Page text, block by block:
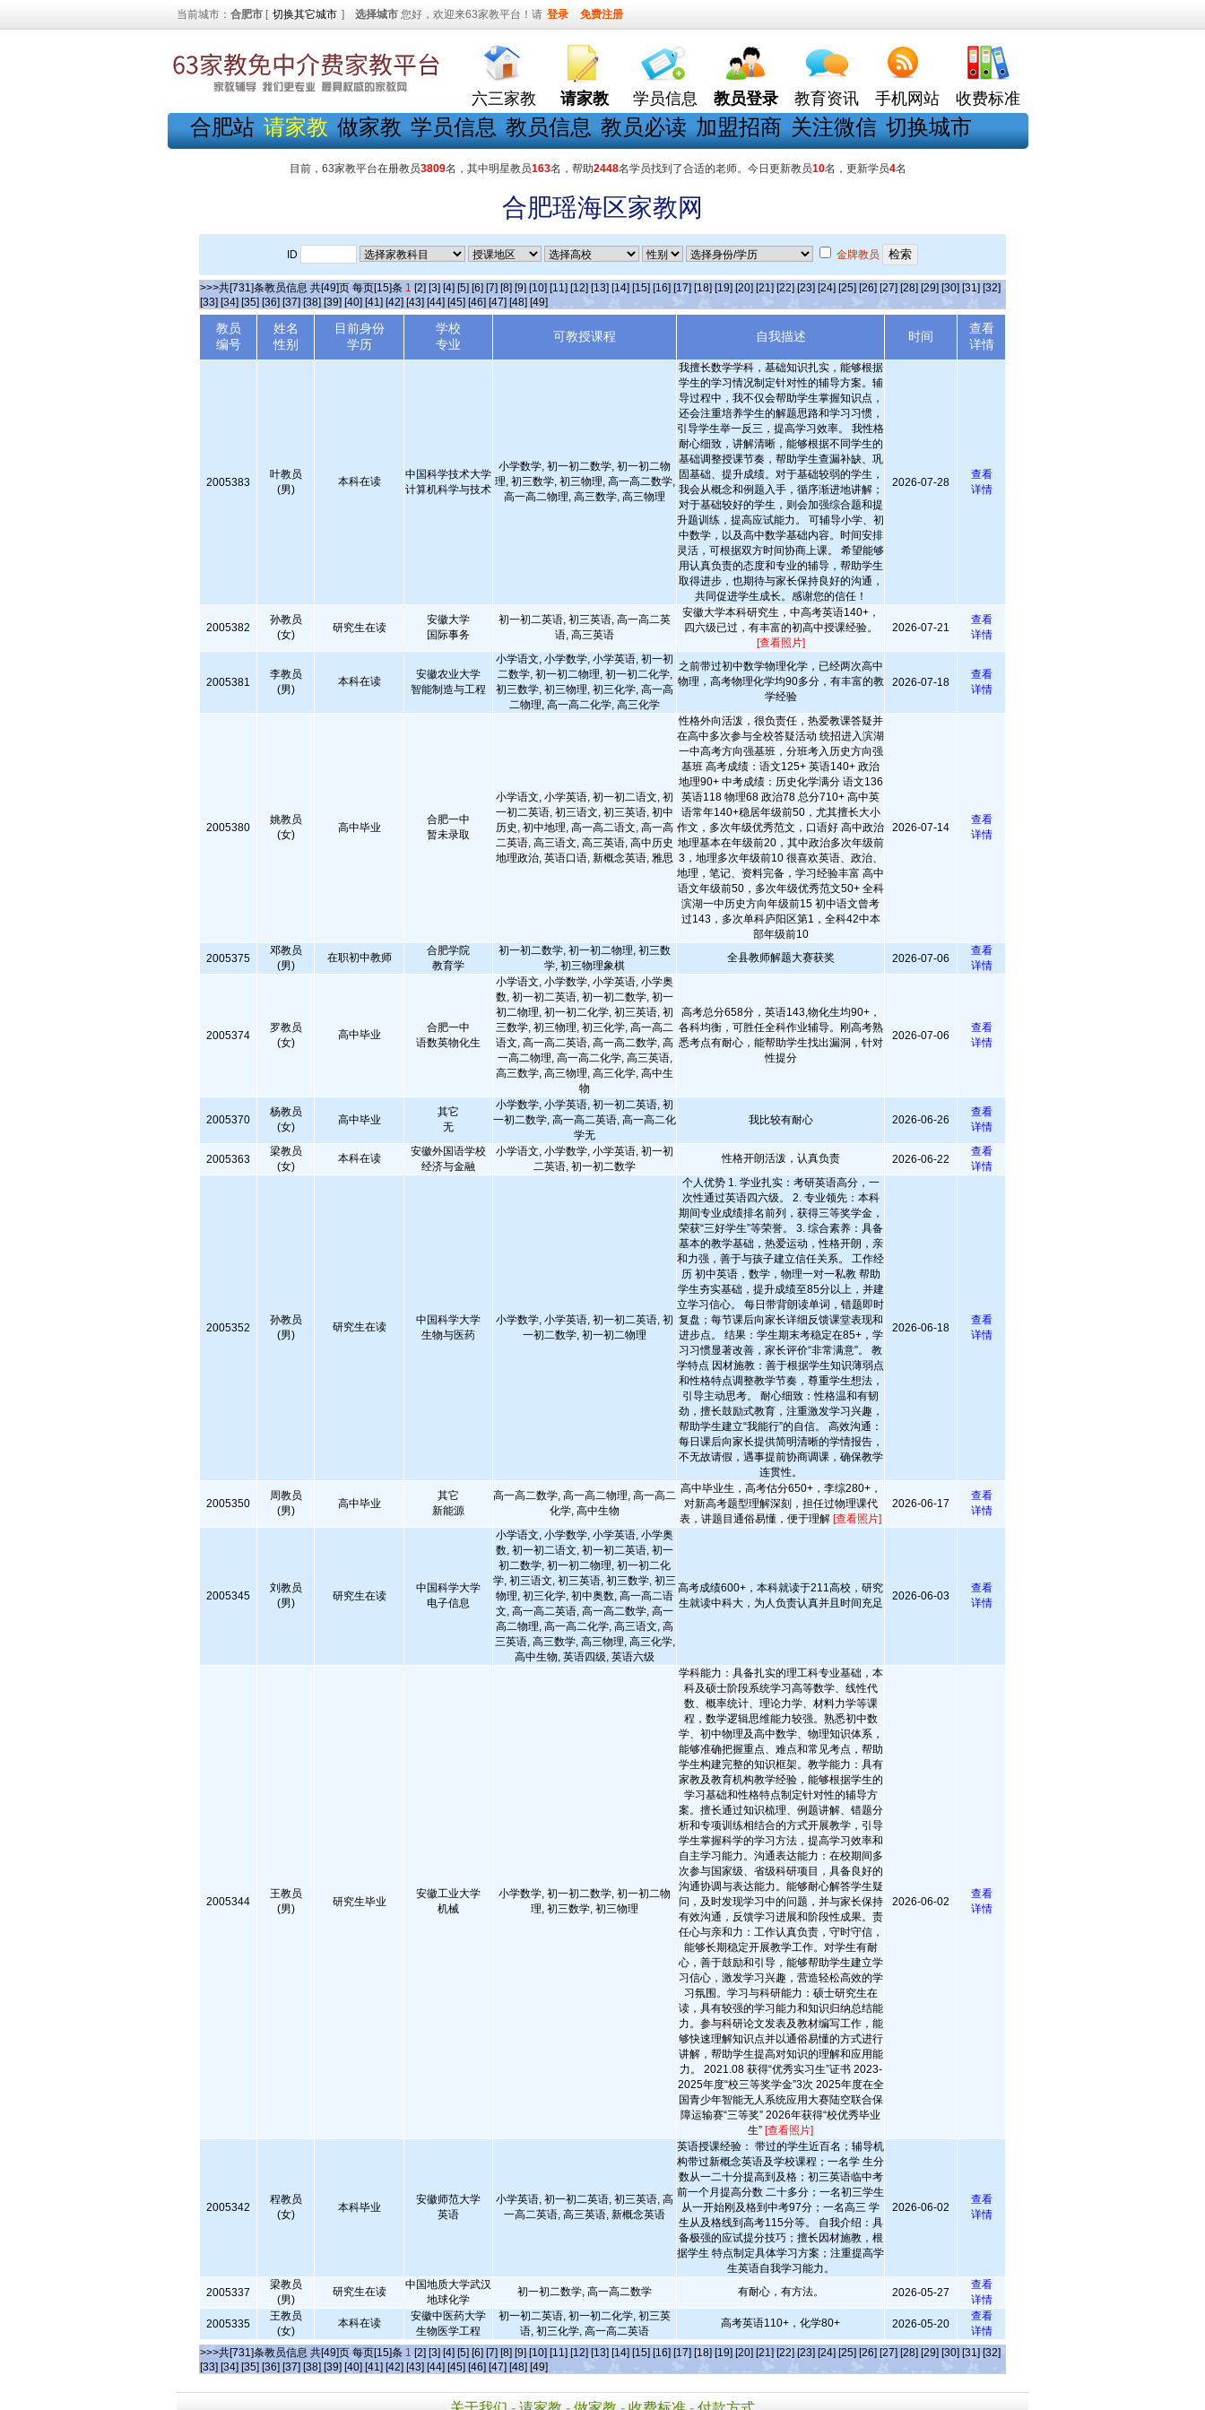
当前城市： 合肥市 [ 切换其它城市 ] 选择城市 您好，欢迎来63家教平台！请 登录 免费注册
六三家教 请家教 学员信息 教员登录 教育资讯 手机网站 收费标准
合肥站 请家教 做家教 学员信息 教员信息 教员必读 加盟招商 关注微信 切换城市
目前，63家教平台在册教员3809名，其中明星教员163名，帮助2448名学员找到了合适的老师。今日更新教员10名，更新学员4名
合肥瑶海区家教网
ID 金牌教员
>>>共[731]条教员信息 共[49]页 每页[15]条 1 [2] [3] [4] [5] [6] [7] [8] [9] [10] [11] [12] [13] [14] [15] [16] [17] [18] [19] [20] [21] [22] [23] [24] [25] [26] [27] [28] [29] [30] [31] [32]
[33] [34] [35] [36] [37] [38] [39] [40] [41] [42] [43] [44] [45] [46] [47] [48] [49]
教员
编号
姓名
性别
目前身份
学历
学校
专业
可教授课程 自我描述 时间
查看
详情
2005383
叶教员
(男)
本科在读
中国科学技术大学
计算机科学与技术
小学数学, 初一初二数学, 初一初二物
理, 初三数学, 初三物理, 高一高二数学,
高一高二物理, 高三数学, 高三物理
我擅长数学学科，基础知识扎实，能够根据
学生的学习情况制定针对性的辅导方案。辅
导过程中，我不仅会帮助学生掌握知识点，
还会注重培养学生的解题思路和学习习惯，
引导学生举一反三，提高学习效率。 我性格
耐心细致，讲解清晰，能够根据不同学生的
基础调整授课节奏，帮助学生查漏补缺、巩
固基础、提升成绩。对于基础较弱的学生，
我会从概念和例题入手，循序渐进地讲解；
对于基础较好的学生，则会加强综合题和提
升题训练，提高应试能力。 可辅导小学、初
中数学，以及高中数学基础内容。时间安排
灵活，可根据双方时间协商上课。 希望能够
用认真负责的态度和专业的辅导，帮助学生
取得进步，也期待与家长保持良好的沟通，
共同促进学生成长。感谢您的信任！
2026-07-28
查看
详情
2005382
孙教员
(女)
研究生在读
安徽大学
国际事务
初一初二英语, 初三英语, 高一高二英
语, 高三英语
安徽大学本科研究生，中高考英语140+，
四六级已过，有丰富的初高中授课经验。
[查看照片]
2026-07-21
查看
详情
2005381
李教员
(男)
本科在读
安徽农业大学
智能制造与工程
小学语文, 小学数学, 小学英语, 初一初
二数学, 初一初二物理, 初一初二化学,
初三数学, 初三物理, 初三化学, 高一高
二物理, 高一高二化学, 高三化学
之前带过初中数学物理化学，已经两次高中
物理，高考物理化学均90多分，有丰富的教
学经验
2026-07-18
查看
详情
2005380
姚教员
(女)
高中毕业
合肥一中
暂未录取
小学语文, 小学英语, 初一初二语文, 初
一初二英语, 初三语文, 初三英语, 初中
历史, 初中地理, 高一高二语文, 高一高
二英语, 高三语文, 高三英语, 高中历史
地理政治, 英语口语, 新概念英语, 雅思
性格外向活泼，很负责任，热爱教课答疑并
在高中多次参与全校答疑活动 统招进入滨湖
一中高考方向强基班，分班考入历史方向强
基班 高考成绩：语文125+ 英语140+ 政治
地理90+ 中考成绩：历史化学满分 语文136
英语118 物理68 政治78 总分710+ 高中英
语常年140+稳居年级前50，尤其擅长大小
作文，多次年级优秀范文，口语好 高中政治
地理基本在年级前20，其中政治多次年级前
3，地理多次年级前10 很喜欢英语、政治、
地理，笔记、资料完备，学习经验丰富 高中
语文年级前50，多次年级优秀范文50+ 全科
滨湖一中历史方向年级前15 初中语文曾考
过143，多次单科庐阳区第1，全科42中本
部年级前10
2026-07-14
查看
详情
2005375
邓教员
(男)
在职初中教师
合肥学院
教育学
初一初二数学, 初一初二物理, 初三数
学, 初三物理象棋
全县教师解题大赛获奖 2026-07-06
查看
详情
2005374
罗教员
(女)
高中毕业
合肥一中
语数英物化生
小学语文, 小学数学, 小学英语, 小学奥
数, 初一初二英语, 初一初二数学, 初一
初二物理, 初一初二化学, 初三英语, 初
三数学, 初三物理, 初三化学, 高一高二
语文, 高一高二英语, 高一高二数学, 高
一高二物理, 高一高二化学, 高三英语,
高三数学, 高三物理, 高三化学, 高中生
物
高考总分658分，英语143,物化生均90+，
各科均衡，可胜任全科作业辅导。刚高考熟
悉考点有耐心，能帮助学生找出漏洞，针对
性提分
2026-07-06
查看
详情
2005370
杨教员
(女)
高中毕业
其它
无
小学数学, 小学英语, 初一初二英语, 初
一初二数学, 高一高二英语, 高一高二化
学无
我比较有耐心 2026-06-26
查看
详情
2005363
梁教员
(女)
本科在读
安徽外国语学校
经济与金融
小学语文, 小学数学, 小学英语, 初一初
二英语, 初一初二数学
性格开朗活泼，认真负责 2026-06-22
查看
详情
2005352
孙教员
(男)
研究生在读
中国科学大学
生物与医药
小学数学, 小学英语, 初一初二英语, 初
一初二数学, 初一初二物理
个人优势 1. 学业扎实：考研英语高分，一
次性通过英语四六级。 2. 专业领先：本科
期间专业成绩排名前列，获得三等奖学金，
荣获“三好学生”等荣誉。 3. 综合素养：具备
基本的教学基础，热爱运动，性格开朗，亲
和力强，善于与孩子建立信任关系。 工作经
历 初中英语，数学，物理一对一私教 帮助
学生夯实基础，提升成绩至85分以上，并建
立学习信心。 每日带背朗读单词，错题即时
复盘；每节课后向家长详细反馈课堂表现和
进步点。 结果：学生期末考稳定在85+，学
习习惯显著改善，家长评价“非常满意”。 教
学特点 因材施教：善于根据学生知识薄弱点
和性格特点调整教学节奏，尊重学生想法，
引导主动思考。 耐心细致：性格温和有韧
劲，擅长鼓励式教育，注重激发学习兴趣，
帮助学生建立“我能行”的自信。 高效沟通：
每日课后向家长提供简明清晰的学情报告，
不无故请假，遇事提前协商调课，确保教学
连贯性。
2026-06-18
查看
详情
2005350
周教员
(男)
高中毕业
其它
新能源
高一高二数学, 高一高二物理, 高一高二
化学, 高中生物
高中毕业生，高考估分650+，李综280+，
对新高考题型理解深刻，担任过物理课代
表，讲题目通俗易懂，便于理解 [查看照片]
2026-06-17
查看
详情
2005345
刘教员
(男)
研究生在读
中国科学大学
电子信息
小学语文, 小学数学, 小学英语, 小学奥
数, 初一初二语文, 初一初二英语, 初一
初二数学, 初一初二物理, 初一初二化
学, 初三语文, 初三英语, 初三数学, 初三
物理, 初三化学, 初中奥数, 高一高二语
文, 高一高二英语, 高一高二数学, 高一
高二物理, 高一高二化学, 高三语文, 高
三英语, 高三数学, 高三物理, 高三化学,
高中生物, 英语四级, 英语六级
高考成绩600+，本科就读于211高校，研究
生就读中科大，为人负责认真并且时间充足
2026-06-03
查看
详情
2005344
王教员
(男)
研究生毕业
安徽工业大学
机械
小学数学, 初一初二数学, 初一初二物
理, 初三数学, 初三物理
学科能力：具备扎实的理工科专业基础，本
科及硕士阶段系统学习高等数学、线性代
数、概率统计、理论力学、材料力学等课
程，数学逻辑思维能力较强。熟悉初中数
学、初中物理及高中数学、物理知识体系，
能够准确把握重点、难点和常见考点，帮助
学生构建完整的知识框架。教学能力：具有
家教及教育机构教学经验，能够根据学生的
学习基础和性格特点制定针对性的辅导方
案。擅长通过知识梳理、例题讲解、错题分
析和专项训练相结合的方式开展教学，引导
学生掌握科学的学习方法，提高学习效率和
自主学习能力。沟通表达能力：在校期间多
次参与国家级、省级科研项目，具备良好的
沟通协调与表达能力。能够耐心解答学生疑
问，及时发现学习中的问题，并与家长保持
有效沟通，反馈学习进展和阶段性成果。责
任心与亲和力：工作认真负责，守时守信，
能够长期稳定开展教学工作。对学生有耐
心，善于鼓励和引导，能够帮助学生建立学
习信心，激发学习兴趣，营造轻松高效的学
习氛围。学习与科研能力：硕士研究生在
读，具有较强的学习能力和知识归纳总结能
力。参与科研论文发表及教材编写工作，能
够快速理解知识点并以通俗易懂的方式进行
讲解，帮助学生提高对知识的理解和应用能
力。 2021.08 获得“优秀实习生”证书 2023-
2025年度“校三等奖学金”3次 2025年度在全
国青少年智能无人系统应用大赛陆空联合保
障运输赛“三等奖” 2026年获得“校优秀毕业
生” [查看照片]
2026-06-02
查看
详情
2005342
程教员
(女)
本科毕业
安徽师范大学
英语
小学英语, 初一初二英语, 初三英语, 高
一高二英语, 高三英语, 新概念英语
英语授课经验： 带过的学生近百名；辅导机
构带过新概念英语及学校课程；一名学 生分
数从一二十分提高到及格；初三英语临中考
前一个月提高分数 二十多分；一名初三学生
从一开始刚及格到中考97分；一名高三 学
生从及格线到高考115分等。 自我介绍：具
备极强的应试提分技巧；擅长因材施教，根
据学生 特点制定具体学习方案；注重提高学
生英语自我学习能力。
2026-06-02
查看
详情
2005337
梁教员
(男)
研究生在读
中国地质大学武汉
地球化学
初一初二数学, 高一高二数学 有耐心，有方法。 2026-05-27
查看
详情
2005335
王教员
(女)
本科在读
安徽中医药大学
生物医学工程
初一初二英语, 初一初二化学, 初三英
语, 初三化学, 高一高二英语
高考英语110+，化学80+ 2026-05-20
查看
详情
>>>共[731]条教员信息 共[49]页 每页[15]条 1 [2] [3] [4] [5] [6] [7] [8] [9] [10] [11] [12] [13] [14] [15] [16] [17] [18] [19] [20] [21] [22] [23] [24] [25] [26] [27] [28] [29] [30] [31] [32]
[33] [34] [35] [36] [37] [38] [39] [40] [41] [42] [43] [44] [45] [46] [47] [48] [49]